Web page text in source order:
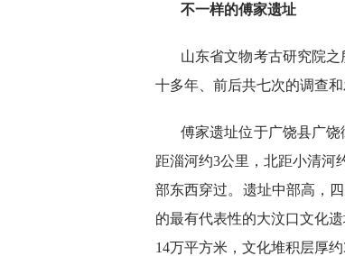
不一样的傅家遗址
山东省文物考古研究院
十多年、前后共七次的调查和
傅家遗址位于广饶县广
距淄河约3公里，北距小清河
部东西穿过。遗址中部高，
的最有代表性的大汶口文化
14万平方米，文化堆积层厚约